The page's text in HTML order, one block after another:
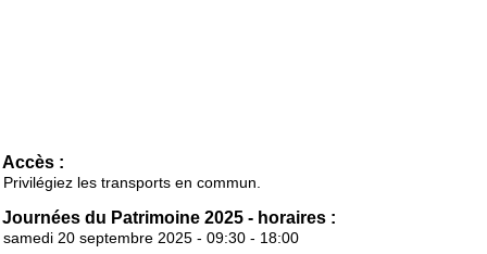
Accès :
Privilégiez les transports en commun.
Journées du Patrimoine 2025 - horaires :
samedi 20 septembre 2025 - 09:30 - 18:00